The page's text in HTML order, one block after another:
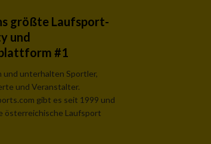
größte Laufsport-
und
#1
und unterhalten Sportler,
und Veranstalter.
gibt es seit 1999 und
österreichische Laufsport